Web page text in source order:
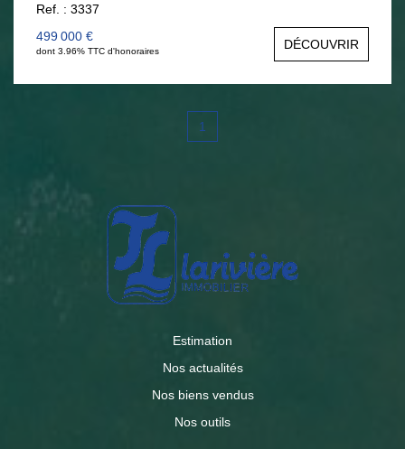
état. Tél : 06 377 372 00 Anouck BOULOY
Ref. : 3337
499 000 €
dont 3.96% TTC d'honoraires DÉCOUVRIR
1
Estimation
Nos actualités
Nos biens vendus
Nos outils